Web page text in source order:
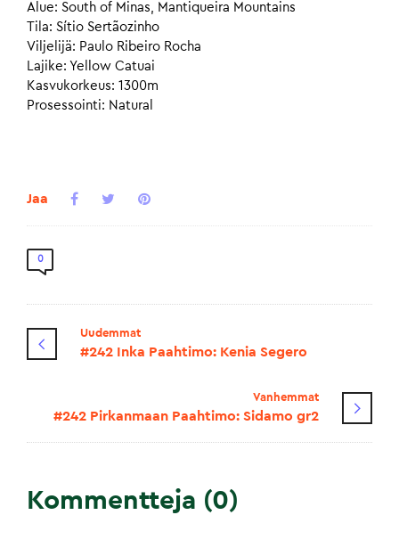
Alue: South of Minas, Mantiqueira Mountains
Tila: Sítio Sertãozinho
Viljelijä: Paulo Ribeiro Rocha
Lajike: Yellow Catuai
Kasvukorkeus: 1300m
Prosessointi: Natural
Jaa
0
Uudemmat
#242 Inka Paahtimo: Kenia Segero
Vanhemmat
#242 Pirkanmaan Paahtimo: Sidamo gr2
Kommentteja (0)